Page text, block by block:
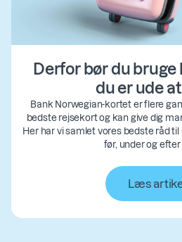
Derfor bør du
du er ude
Bank Norwegian-kortet er flere
bedste rejsekort og kan give dig
Her har vi samlet vores bedste råd
før, under og efter
Læs